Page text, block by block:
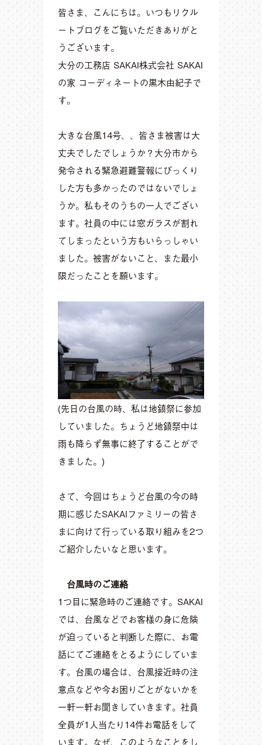
皆さま、こんにちは。いつもリクル
ートブログをご覧いただきありがと
うございます。
大分の工務店 SAKAI株式会社 SAKAI
の家 コーディネートの黒木由紀子で
す。
大きな台風14号、、皆さま被害は大
丈夫でしたでしょうか？大分市から
発令される緊急避難警報にびっくり
した方も多かったのではないでしょ
うか。私もそのうちの一人でござい
ます。社員の中には窓ガラスが割れ
てしまったという方もいらっしゃい
ました。被害がないこと、また最小
限だったことを願います。
(先日の台風の時、私は地鎮祭に参加
していました。ちょうど地鎮祭中は
雨も降らず無事に終了することがで
きました。)
さて、今回はちょうど台風の今の時
期に感じたSAKAIファミリーの皆さ
まに向けて行っている取り組みを2つ
ご紹介したいなと思います。
台風時のご連絡
1つ目に緊急時のご連絡です。SAKAI
では、台風などでお客様の身に危険
が迫っていると判断した際に、お電
話にてご連絡をとるようにしていま
す。台風の場合は、台風接近時の注
意点などや今お困りごとがないかを
一軒一軒お聞きしていきます。社員
全員が1人当たり14件お電話をして
います。なぜ、このようなことをし